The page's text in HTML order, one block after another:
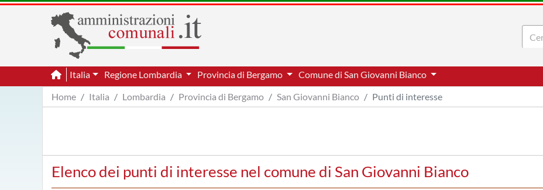
Italia Regione Lombardia Provincia di Bergamo Comune di San Giovanni Bianco
Home
Italia Lombardia Provincia di Bergamo San Giovanni Bianco Punti di interesse
Elenco dei punti di interesse nel comune di San Giovanni Bianco